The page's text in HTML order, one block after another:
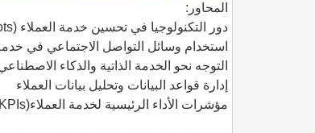
المحاور:
دور التكنولوجيا في تحسين خدمة العملاء (CRM، Chatbots)
استخدام وسائل التواصل الاجتماعي في
التوجه نحو الخدمة الذاتية والذكاء
إدارة قواعد البيانات وتحليل بيانات العملاء
مؤشرات الأداء الرئيسية لخدمة العملاء